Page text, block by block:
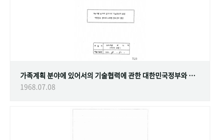
가족계획 분야에 있어서의 기술협력에 관한 대한민국정부와 스웨덴 정부간의 협정
1968.07.08